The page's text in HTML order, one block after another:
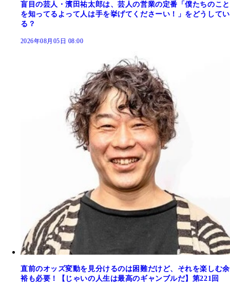
盲目の芸人・濱田祐太郎は、芸人の営業の定番「僕たちのこと
を知ってるよって人は手を挙げてくださーい！」をどうしてい
る？
2026年08月05日 08:00
直前のオッズ変動を見分けるのは困難だけど、それを楽しむ余
裕も必要！【じゃいの人生は最高のギャンブルだ】第221回